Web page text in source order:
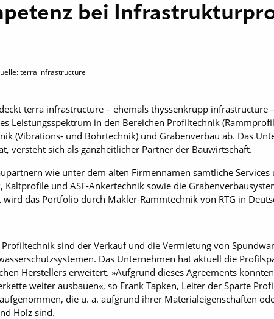
bei
terra infrastructure
terra infrastructure – ehemals thyssenkrupp infrastructure
Leistungsspektrum in den Bereichen Profiltechnik
(Vibrations- und Bohrtechnik) und Grabenverbau ab. Das
versteht sich als ganzheitlicher Partner der Bauwirtschaft.
wie unter dem alten Firmennamen sämtliche
und ASF-Ankertechnik sowie die
das Portfolio durch Mäkler-Rammtechnik von RTG in
sind der Verkauf und die Vermietung von
Das Unternehmen hat aktuell die
Herstellers erweitert. »Aufgrund dieses Agreements
weiter ausbauen«, so Frank Tapken, Leiter der Sparte
die u. a. aufgrund ihrer Materialeigenschaften
Holz sind.